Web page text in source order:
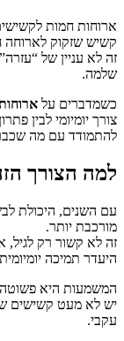
ארוחות חמות
קשיש שזקוק לארוחה
זה לא עניין של
שלמה.
כשמדברים על
צורך יומיומי לבין
להתמודד עם מה
למה הצורך
עם השנים, היכולת
מורכבת יותר.
זה לא קשור רק לגיל,
היעדר תמיכה
המשמעות היא
יש לא מעט קשישים
עקבי.